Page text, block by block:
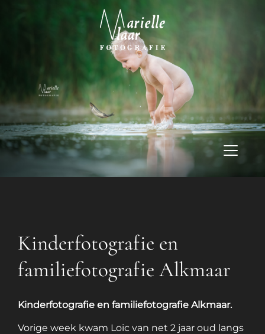
Kinderfotografie en
familiefotografie Alkmaar
Kinderfotografie en familiefotografie Alkmaar.
Vorige week kwam Loic van net 2 jaar oud langs